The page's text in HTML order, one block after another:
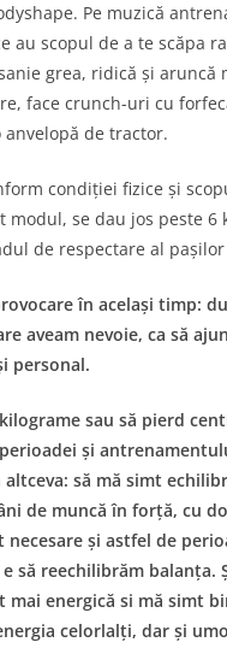
Pe muzică
au scopul de a te scăpa
grea, ridică și aruncă
face crunch-uri cu
de tractor.
condiției fizice și
se dau jos peste 6
de respectare al
în același timp:
aveam nevoie, ca să
personal.
sau să pierd
și
să mă simt
de muncă în forță, cu
și astfel de
reechilibrăm balanța.
energică si mă simt
celorlalți, dar și